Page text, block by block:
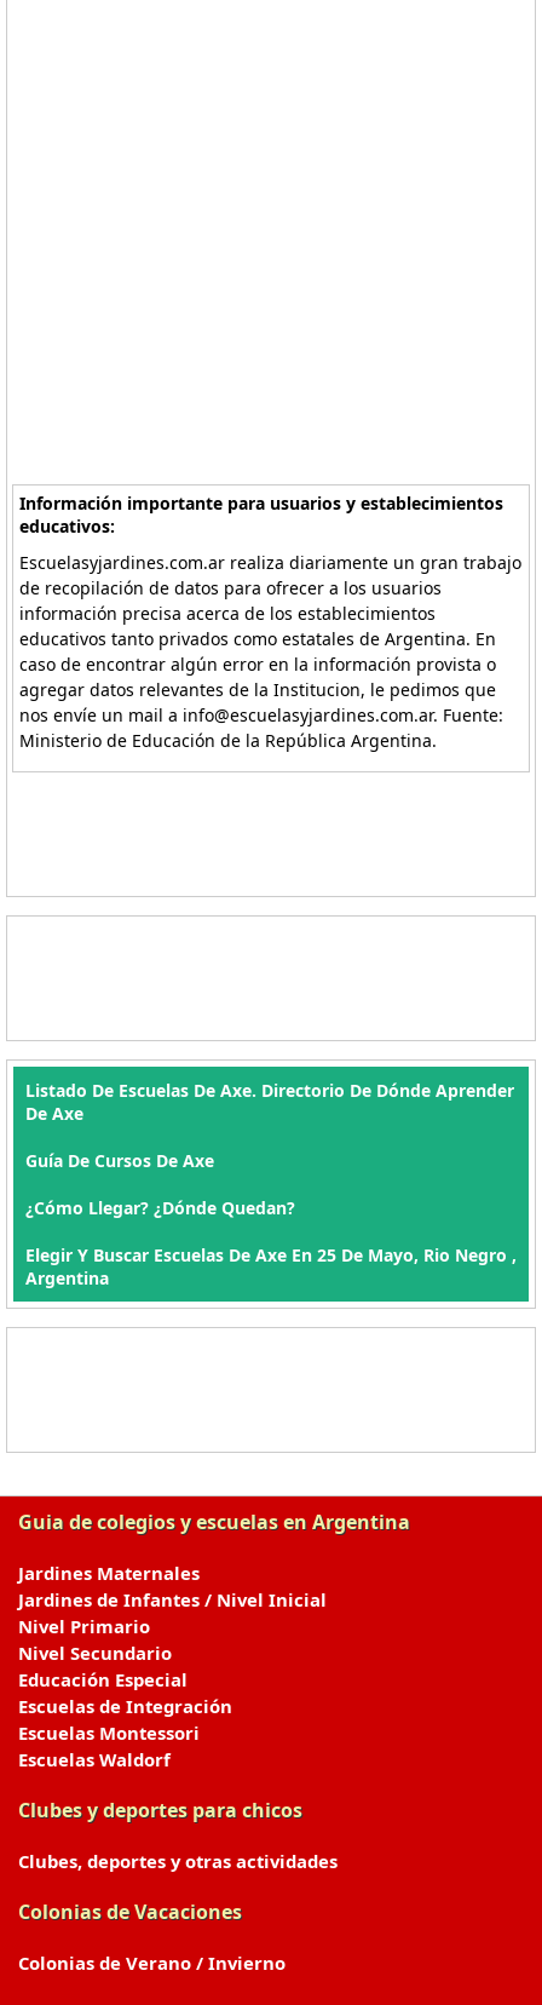
Información importante para usuarios y establecimientos
educativos:
Escuelasyjardines.com.ar realiza diariamente un gran trabajo
de recopilación de datos para ofrecer a los usuarios
información precisa acerca de los establecimientos
educativos tanto privados como estatales de Argentina. En
caso de encontrar algún error en la información provista o
agregar datos relevantes de la Institucion, le pedimos que
nos envíe un mail a info@escuelasyjardines.com.ar. Fuente:
Ministerio de Educación de la República Argentina.
Listado De Escuelas De Axe. Directorio De Dónde Aprender
De Axe
Guía De Cursos De Axe
¿Cómo Llegar? ¿Dónde Quedan?
Elegir Y Buscar Escuelas De Axe En 25 De Mayo, Rio Negro ,
Argentina
Guia de colegios y escuelas en Argentina
Jardines Maternales
Jardines de Infantes / Nivel Inicial
Nivel Primario
Nivel Secundario
Educación Especial
Escuelas de Integración
Escuelas Montessori
Escuelas Waldorf
Clubes y deportes para chicos
Clubes, deportes y otras actividades
Colonias de Vacaciones
Colonias de Verano / Invierno